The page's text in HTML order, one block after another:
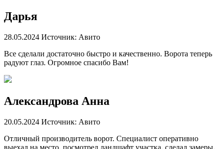
Дарья
28.05.2024 Источник: Авито
Все сделали достаточно быстро и качественно. Ворота теперь
радуют глаз. Огромное спасибо Вам!
Александрова Анна
20.05.2024 Источник: Авито
Отличный производитель ворот. Специалист оперативно
выехал на место, посмотрел ландшафт участка, сделал замеры,